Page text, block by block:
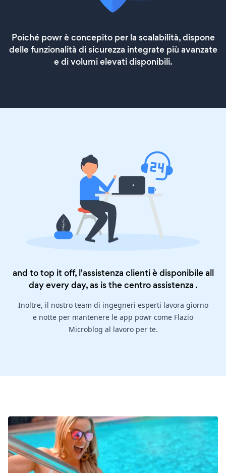
Poiché powr è concepito per la scalabilità, dispone
delle funzionalità di sicurezza integrate più avanzate
e di volumi elevati disponibili.
and to top it off, l'assistenza clienti è disponibile all
day every day, as is thecentro assistenza .
Inoltre, il nostro team di ingegneri esperti lavora giorno
e notte per mantenere le app powr come Flazio
Microblog al lavoro per te.